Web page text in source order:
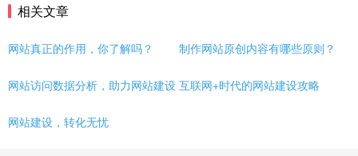
相关文章
网站真正的作用，你了解吗？ 制作网站原创内容有哪些原则？
网站访问数据分析，助力网站建设 互联网+时代的网站建设攻略
网站建设，转化无忧